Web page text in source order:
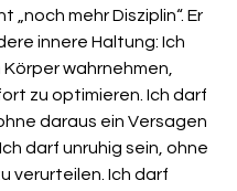
„noch mehr Disziplin“. Er
innere Haltung: Ich
wahrnehmen,
zu optimieren. Ich darf
daraus ein Versagen
darf unruhig sein, ohne
verurteilen. Ich darf